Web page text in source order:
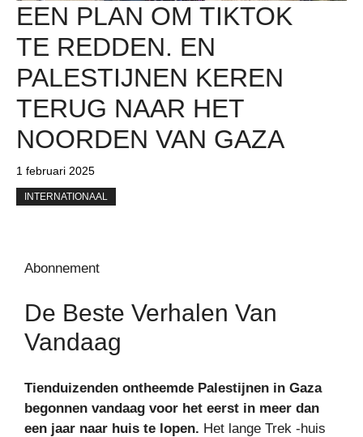
EEN PLAN OM TIKTOK
TE REDDEN. EN
PALESTIJNEN KEREN
TERUG NAAR HET
NOORDEN VAN GAZA
1 februari 2025
INTERNATIONAAL
Abonnement
De Beste Verhalen Van
Vandaag
Tienduizenden ontheemde Palestijnen in Gaza
begonnen vandaag voor het eerst in meer dan
een jaar naar huis te lopen. Het lange Trek -huis